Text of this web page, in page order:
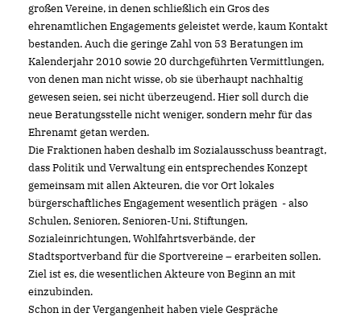
großen Vereine, in denen schließlich ein Gros des
ehrenamtlichen Engagements geleistet werde, kaum Kontakt
bestanden. Auch die geringe Zahl von 53 Beratungen im
Kalenderjahr 2010 sowie 20 durchgeführten Vermittlungen,
von denen man nicht wisse, ob sie überhaupt nachhaltig
gewesen seien, sei nicht überzeugend. Hier soll durch die
neue Beratungsstelle nicht weniger, sondern mehr für das
Ehrenamt getan werden.
Die Fraktionen haben deshalb im Sozialausschuss beantragt,
dass Politik und Verwaltung ein entsprechendes Konzept
gemeinsam mit allen Akteuren, die vor Ort lokales
bürgerschaftliches Engagement wesentlich prägen - also
Schulen, Senioren, Senioren-Uni, Stiftungen,
Sozialeinrichtungen, Wohlfahrtsverbände, der
Stadtsportverband für die Sportvereine – erarbeiten sollen.
Ziel ist es, die wesentlichen Akteure von Beginn an mit
einzubinden.
Schon in der Vergangenheit haben viele Gespräche